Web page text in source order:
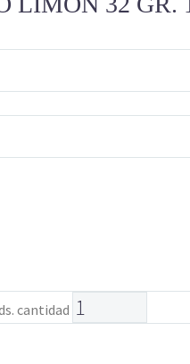
cantidad